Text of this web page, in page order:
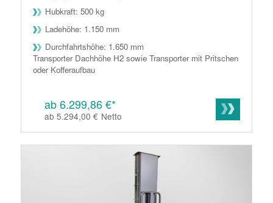
Hubkraft: 500 kg
Ladehöhe: 1.150 mm
Durchfahrtshöhe: 1.650 mm
Transporter Dachhöhe H2 sowie Transporter mit Pritschen
oder Kofferaufbau
ab 6.299,86 €*
ab 5.294,00 € Netto